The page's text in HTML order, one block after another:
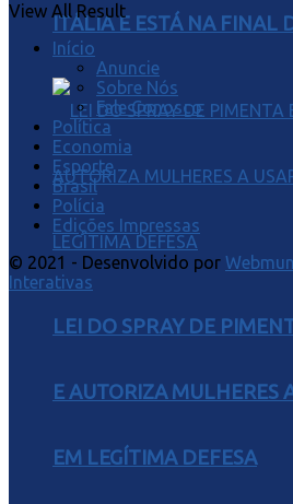
ITÁLIA E ESTÁ NA FINAL
LEI DO SPRAY DE
E AUTORIZA MULHERES
EM LEGÍTIMA DEFESA
View All Result
Início
Anuncie
Sobre Nós
Fale Conosco
Política
Economia
Esporte
Brasil
Polícia
Edições Impressas
© 2021 - Desenvolvido por
Interativas